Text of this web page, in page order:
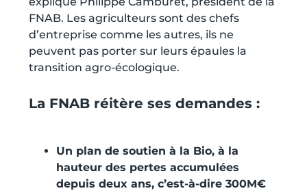
FNAB. Les agriculteurs sont des chefs
d’entreprise comme les autres, ils ne
peuvent pas porter sur leurs épaules la
transition agro-écologique.
La FNAB réitère ses demandes :
Un plan de soutien à la Bio, à la
hauteur des pertes accumulées
depuis deux ans, c’est-à-dire 300M€